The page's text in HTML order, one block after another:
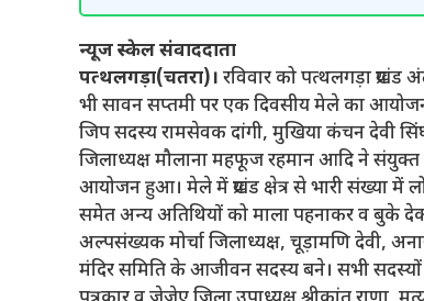
न्यूज स्केल संवाददाता
पत्थलगड़ा(चतरा)। रविवार को पत्थलगड़ा प्रखंड
भी सावन सप्तमी पर एक दिवसीय मेले का
जिप सदस्य रामसेवक दांगी, मुखिया कंचन देवी
जिलाध्यक्ष मौलाना महफूज रहमान आदि ने
आयोजन हुआ। मेले में प्रखंड क्षेत्र से भारी संख्या में
समेत अन्य अतिथियों को माला पहनाकर व बुके
अल्पसंख्यक मोर्चा जिलाध्यक्ष, चूड़ामणि देवी,
मंदिर समिति के आजीवन सदस्य बने। सभी सदस्यों